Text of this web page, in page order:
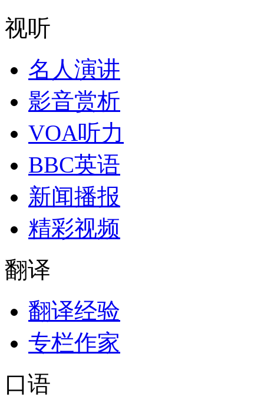
视听
名人演讲
影音赏析
VOA听力
BBC英语
新闻播报
精彩视频
翻译
翻译经验
专栏作家
口语